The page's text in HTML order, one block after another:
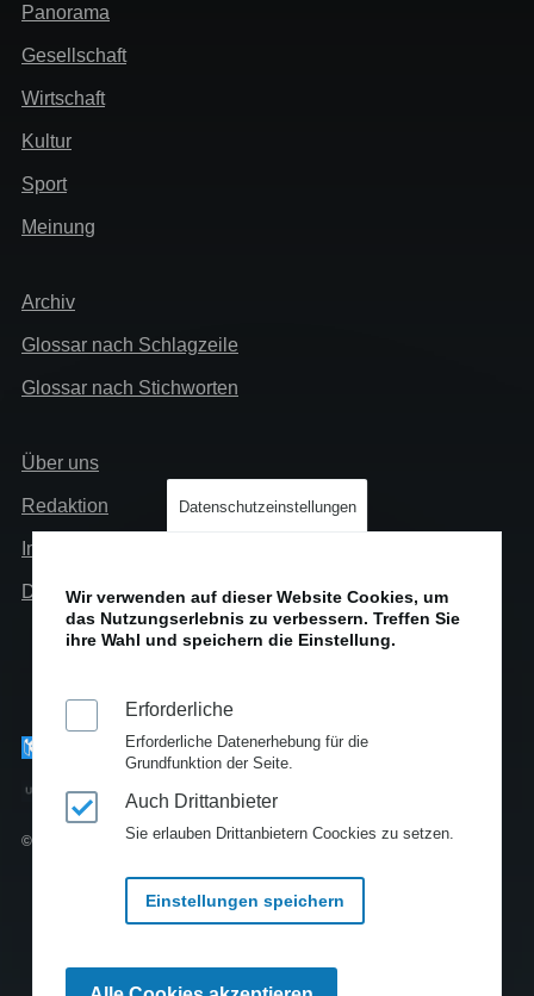
Panorama
Gesellschaft
Wirtschaft
Kultur
Sport
Meinung
Extra
Archiv
Glossar nach Schlagzeile
Glossar nach Stichworten
Links
Über uns
Redaktion
Impressum
Datenschutz
© Copyright 2010-2025
Datenschutzeinstellungen
Wir verwenden auf dieser Website Cookies, um
das Nutzungserlebnis zu verbessern. Treffen Sie
ihre Wahl und speichern die Einstellung.
Erforderliche
Erforderliche Datenerhebung für die
Grundfunktion der Seite.
Auch Drittanbieter
Sie erlauben Drittanbietern Coockies zu setzen.
Einstellungen speichern